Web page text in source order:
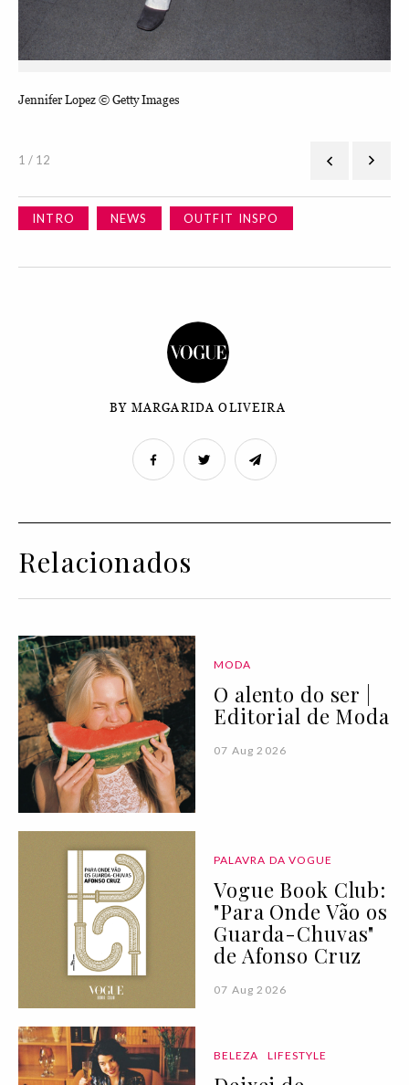
Jennifer Lopez © Getty Images
1 / 12
INTRO NEWS OUTFIT INSPO
BY MARGARIDA OLIVEIRA
Relacionados
MODA
O alento do ser |
Editorial de Moda
07 Aug 2026
PALAVRA DA VOGUE
Vogue Book Club:
"Para Onde Vão os
Guarda-Chuvas"
de Afonso Cruz
07 Aug 2026
BELEZA LIFESTYLE